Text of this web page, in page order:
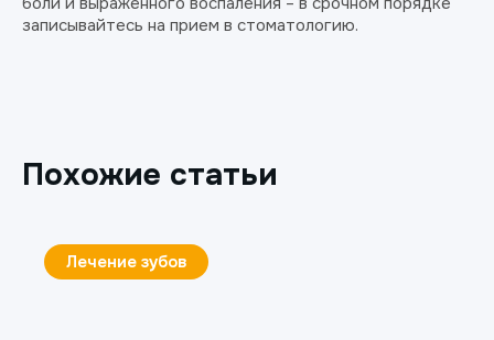
записывайтесь на прием в стоматологию.
Похожие статьи
Лечение зубов